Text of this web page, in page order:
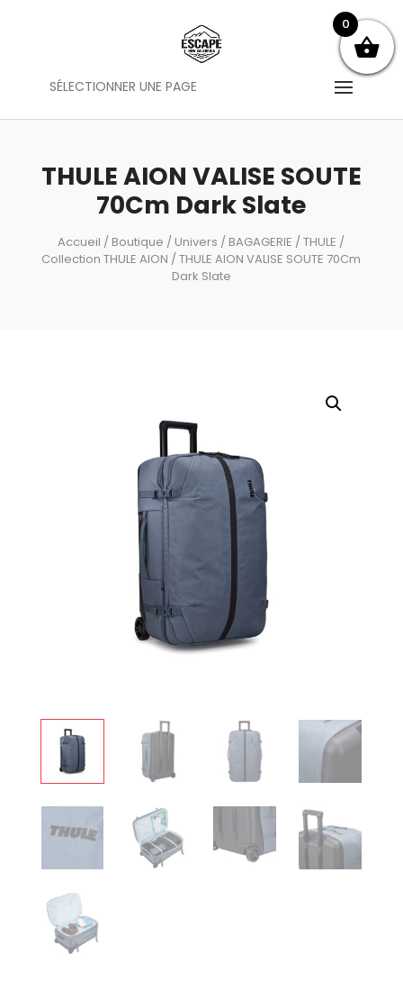
SÉLECTIONNER UNE PAGE
THULE AION VALISE SOUTE
70Cm Dark Slate
Accueil / Boutique / Univers / BAGAGERIE /THULE /
Collection THULE AION / THULE AION VALISE SOUTE 70Cm
Dark Slate
0